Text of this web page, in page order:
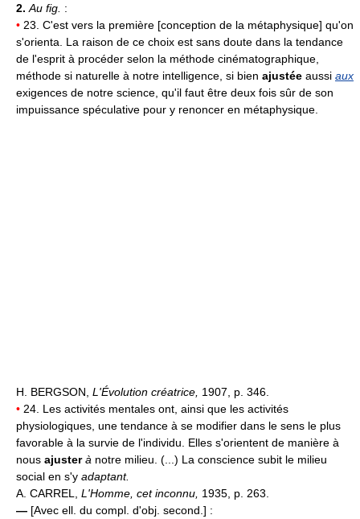
2. Au fig. :
• 23. C'est vers la première [conception de la métaphysique] qu'on
s'orienta. La raison de ce choix est sans doute dans la tendance
de l'esprit à procéder selon la méthode cinématographique,
méthode si naturelle à notre intelligence, si bien ajustée aussi aux
exigences de notre science, qu'il faut être deux fois sûr de son
impuissance spéculative pour y renoncer en métaphysique.
H. BERGSON, L'Évolution créatrice, 1907, p. 346.
• 24. Les activités mentales ont, ainsi que les activités
physiologiques, une tendance à se modifier dans le sens le plus
favorable à la survie de l'individu. Elles s'orientent de manière à
nous ajusterà notre milieu. (...) La conscience subit le milieu
social en s'y adaptant.
A. CARREL, L'Homme, cet inconnu, 1935, p. 263.
— [Avec ell. du compl. d'obj. second.] :